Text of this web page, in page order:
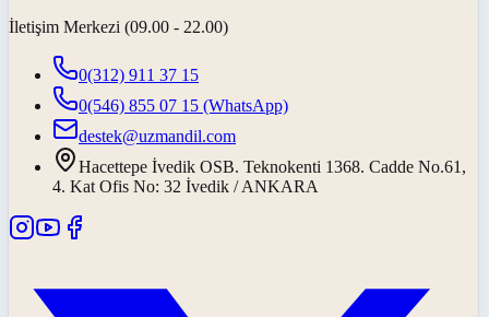
İletişim Merkezi (09.00 - 22.00)
0(312) 911 37 15
0(546) 855 07 15 (WhatsApp)
destek@uzmandil.com
Hacettepe İvedik OSB. Teknokenti 1368. Cadde No.61,
4. Kat Ofis No: 32 İvedik / ANKARA